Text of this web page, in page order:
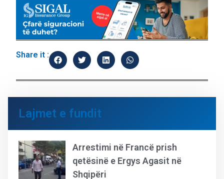
Share it :
Lajmet e fundit
Arrestimi në Francë prish
qetësinë e Ergys Agasit në
Shqipëri